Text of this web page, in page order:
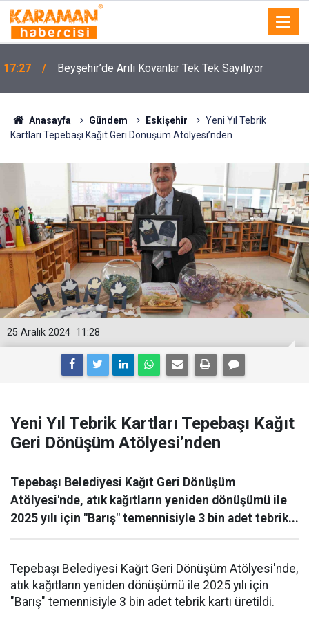
17:27 Beyşehir’de Arılı Kovanlar Tek Tek Sayılıyor
Anasayfa Gündem Eskişehir
Yeni Yıl Tebrik
Kartları Tepebaşı Kağıt Geri Dönüşüm Atölyesi’nden
11:28
25 Aralık 2024
Yeni Yıl Tebrik Kartları Tepebaşı Kağıt
Geri Dönüşüm Atölyesi’nden
Tepebaşı Belediyesi Kağıt Geri Dönüşüm
Atölyesi'nde, atık kağıtların yeniden dönüşümü ile
2025 yılı için "Barış" temennisiyle 3 bin adet tebrik...
Tepebaşı Belediyesi Kağıt Geri Dönüşüm Atölyesi'nde,
atık kağıtların yeniden dönüşümü ile 2025 yılı için
"Barış" temennisiyle 3 bin adet tebrik kartı üretildi.